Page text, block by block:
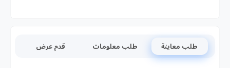
طلب معاينة طلب معلومات قدم عرض